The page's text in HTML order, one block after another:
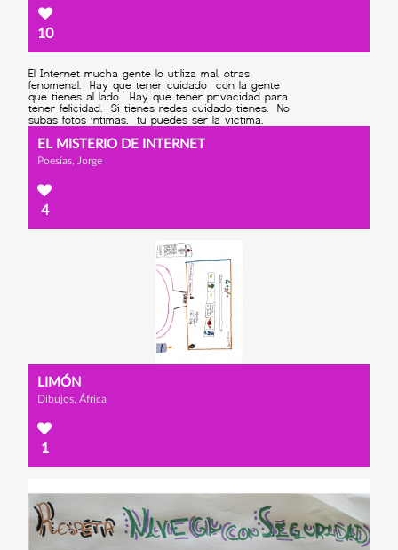
10
EL MISTERIO DE INTERNET
Poesías, Jorge
4
LIMÓN
Dibujos, África
1